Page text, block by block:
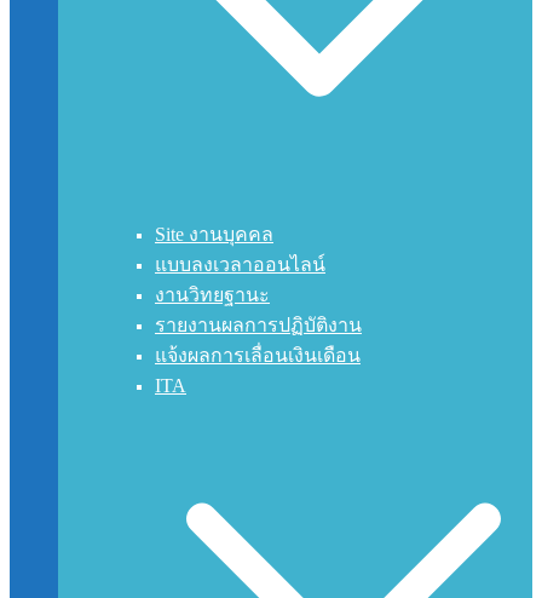
Site งานบุคคล
แบบลงเวลาออนไลน์
งานวิทยฐานะ
รายงานผลการปฏิบัติงาน
แจ้งผลการเลื่อนเงินเดือน
ITA